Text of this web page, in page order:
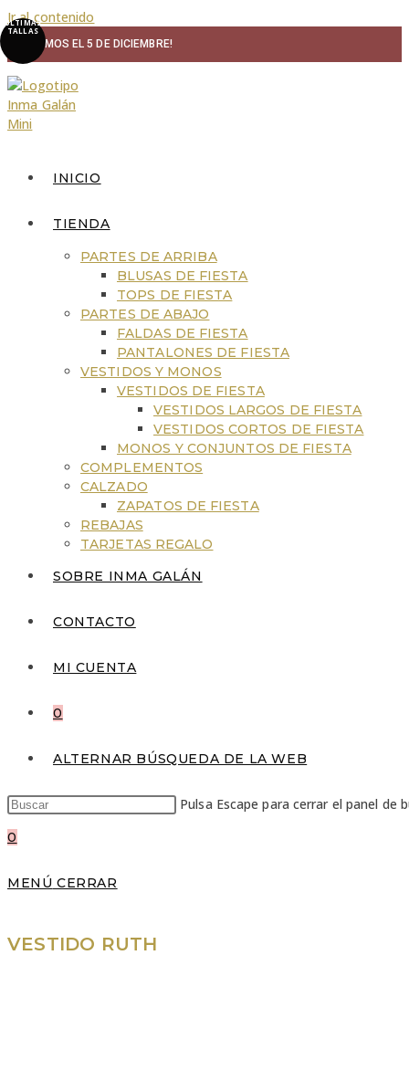
Ir al contenido
¡VOLVEMOS EL 5 DE DICIEMBRE!
INICIO
TIENDA
PARTES DE ARRIBA
BLUSAS DE FIESTA
TOPS DE FIESTA
PARTES DE ABAJO
FALDAS DE FIESTA
PANTALONES DE FIESTA
VESTIDOS Y MONOS
VESTIDOS DE FIESTA
VESTIDOS LARGOS DE FIESTA
VESTIDOS CORTOS DE FIESTA
MONOS Y CONJUNTOS DE FIESTA
COMPLEMENTOS
CALZADO
ZAPATOS DE FIESTA
REBAJAS
TARJETAS REGALO
SOBRE INMA GALÁN
CONTACTO
MI CUENTA
0
ALTERNAR BÚSQUEDA DE LA WEB
Pulsa Escape para cerrar el panel de
0
MENÚ CERRAR
VESTIDO RUTH
ÚLTIMAS
TALLAS